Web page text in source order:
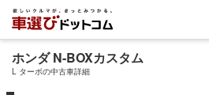
ホンダ N-BOXカスタム
L ターボの中古車詳細